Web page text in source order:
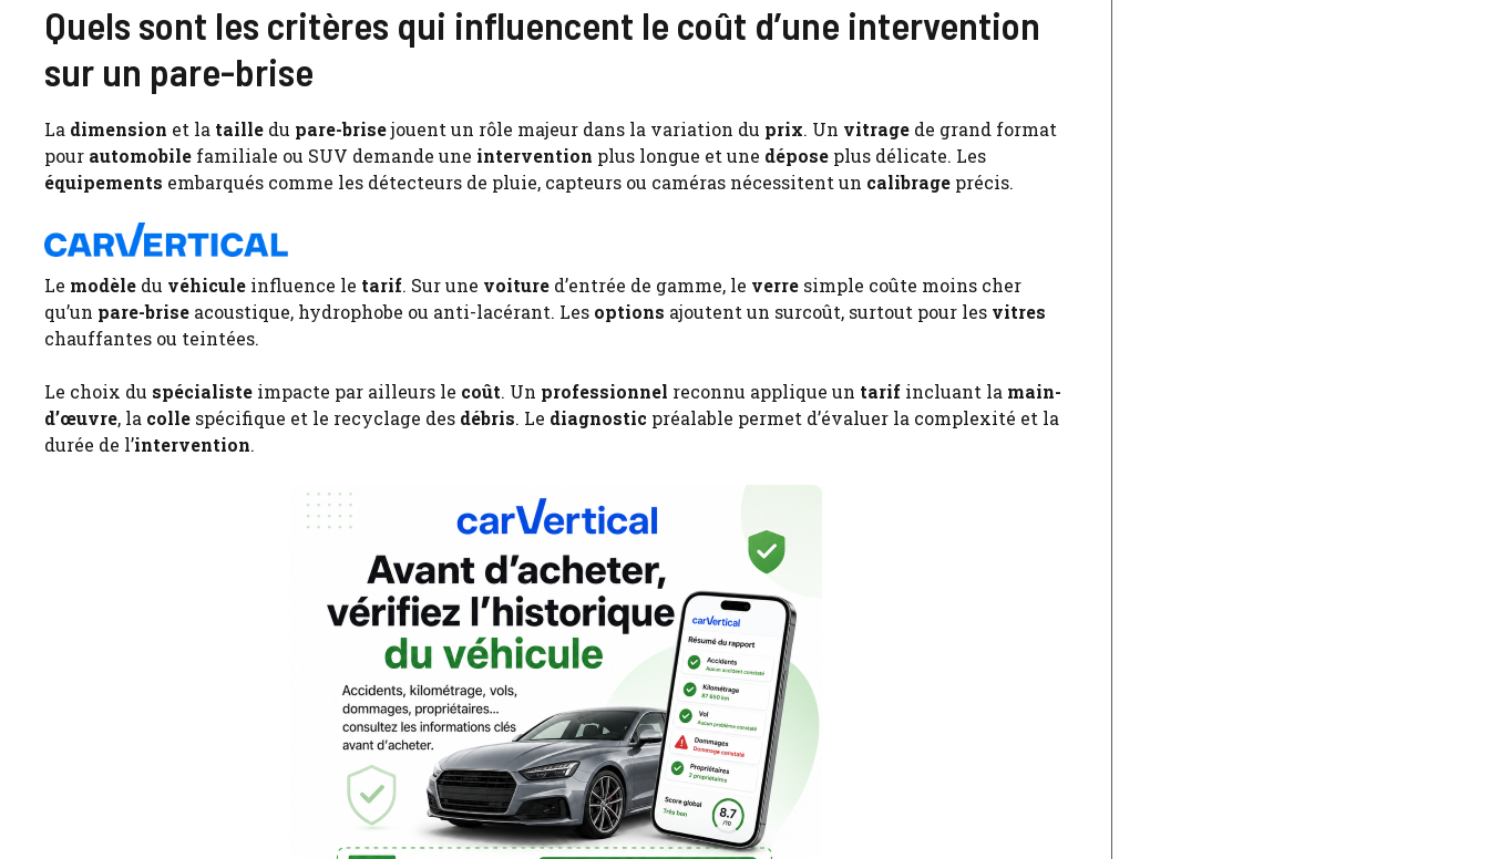
Quels sont les critères qui influencent le coût d’une intervention
sur un pare-brise
La dimension et la taille du pare-brisejouent un rôle majeur dans la variation du prix. Un vitrage de grand format
pour automobile familiale ou SUV demande une intervention plus longue et une dépose plus délicate. Les
équipements embarqués comme les détecteurs de pluie, capteurs ou caméras nécessitent un calibrage précis.
Le modèle du véhicule influence le tarif. Sur une voiture d’entrée de gamme, le verre simple coûte moins cher
qu’un pare-brise acoustique, hydrophobe ou anti-lacérant. Les options ajoutent un surcoût, surtout pour les vitres
chauffantes ou teintées.
Le choix du spécialiste impacte par ailleurs le coût. Un professionnel reconnu applique un tarif incluant la main-
d’œuvre, la colle spécifique et le recyclage des débris. Le diagnostic préalable permet d’évaluer la complexité et la
durée de l’intervention.